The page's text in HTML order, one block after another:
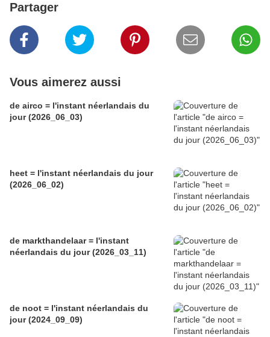
Partager
Vous aimerez aussi
de airco = l'instant néerlandais du
jour (2026_06_03)
heet = l'instant néerlandais du jour
(2026_06_02)
de markthandelaar = l'instant
néerlandais du jour (2026_03_11)
de noot = l'instant néerlandais du
jour (2024_09_09)